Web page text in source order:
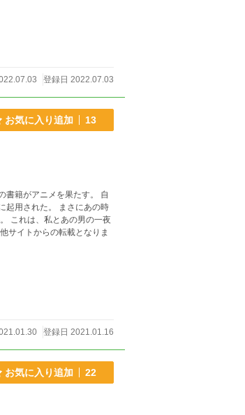
き合わされてしまう。 だ
登録日 2022.07.03
お気に入り追加 13
籍がアニメを果たす。 自
まさにあの時
登録日 2021.01.16
お気に入り追加 22